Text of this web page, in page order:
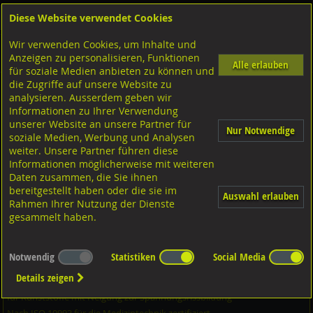
Shop Bohrcraft/ZerspanungswerkzeugeGewindebohrer
M-Schneideisen ø25x9mm, Form B
Loctite Strukturklebstoff 1K, lichthärtend, Typ AA 3301
transparent, farblos 25ml
für Kunststoffe mit Neigung zur Spannungsrissbildung
Diese Website verwendet Cookies
Wir verwenden Cookies, um Inhalte und
Anzeigen zu personalisieren, Funktionen
für soziale Medien anbieten zu können und
die Zugriffe auf unsere Website zu
analysieren. Ausserdem geben wir
Informationen zu Ihrer Verwendung
unserer Website an unsere Partner für
soziale Medien, Werbung und Analysen
weiter. Unsere Partner führen diese
Informationen möglicherweise mit weiteren
Daten zusammen, die Sie ihnen
bereitgestellt haben oder die sie im
Rahmen Ihrer Nutzung der Dienste
gesammelt haben.
Alle erlauben
Nur Notwendige
Auswahl erlauben
Notwendig Statistiken
Social Media
Details zeigen